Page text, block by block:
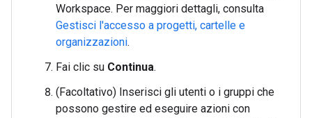
Workspace. Per maggiori dettagli, consulta
Gestisci l'accesso a progetti, cartelle e
organizzazioni.
Fai clic su Continua.
(Facoltativo) Inserisci gli utenti o i gruppi che
possono gestire ed eseguire azioni con